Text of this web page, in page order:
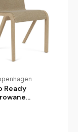
Ready
Dąb Bouclé